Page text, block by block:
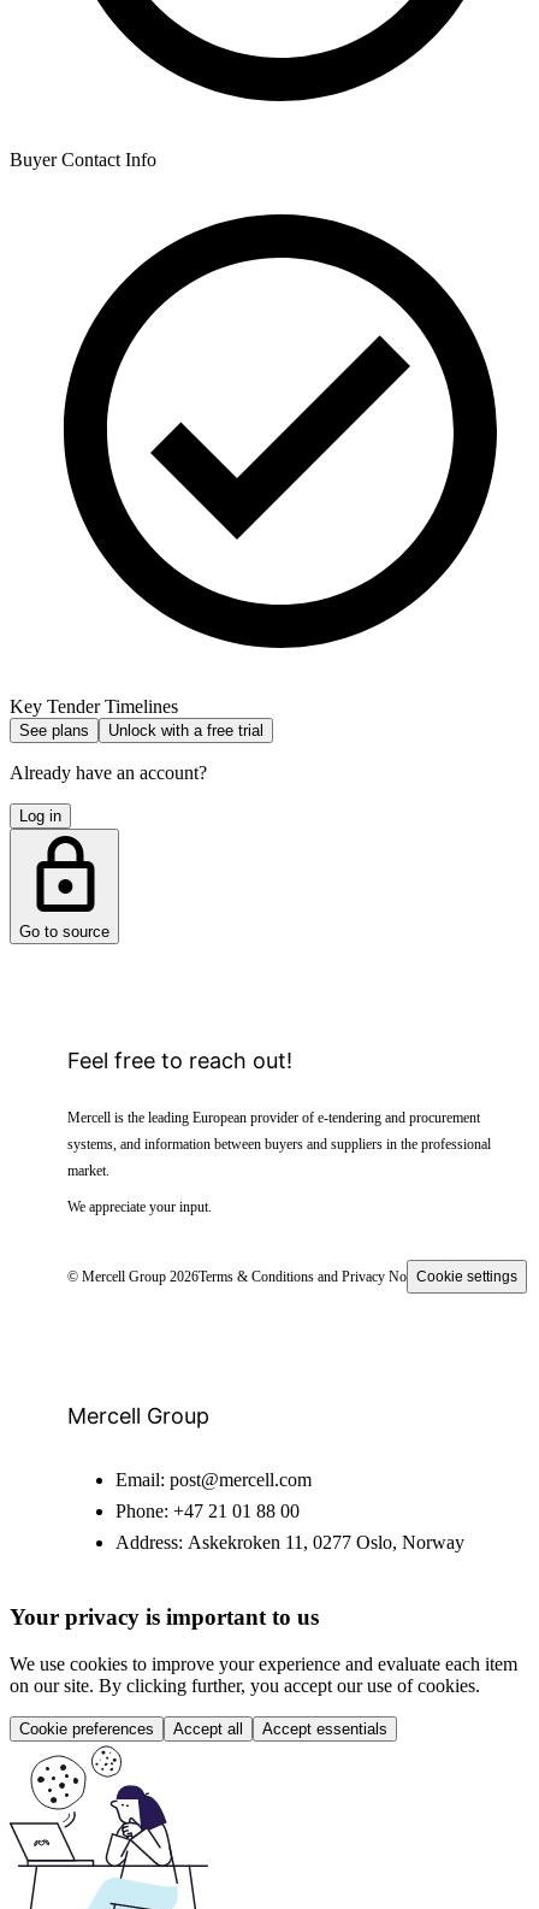
Buyer Contact Info
Key Tender Timelines
See plans Unlock with a free trial
Already have an account?
Log in
Go to source
Feel free to reach out!
Mercell is the leading European provider of e-tendering and procurement
systems, and information between buyers and suppliers in the professional
market.
We appreciate your input.
© Mercell Group 2026Terms & Conditions and Privacy NoticeCookie settings
Mercell Group
Email: post@mercell.com
Phone: +47 21 01 88 00
Address: Askekroken 11, 0277 Oslo, Norway
Your privacy is important to us
We use cookies to improve your experience and evaluate each item
on our site. By clicking further, you accept our use of cookies.
Cookie preferences Accept all Accept essentials